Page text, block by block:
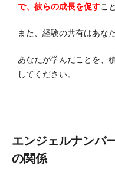
で、彼らの成長を促すこ
また、経験の共有はあな
あなたが学んだことを、
してください。
エンジェルナンバ
の関係